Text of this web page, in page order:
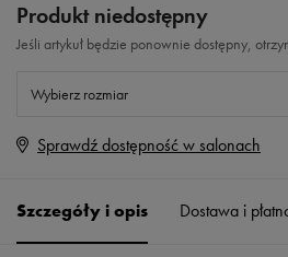
Produkt niedostępny
Jeśli artykuł będzie ponownie dostępny,
Wybierz rozmiar
Rozmiary EU
41 1/3
Sprawdź dostępność w salonach
Szczegóły i opis Dostawa i